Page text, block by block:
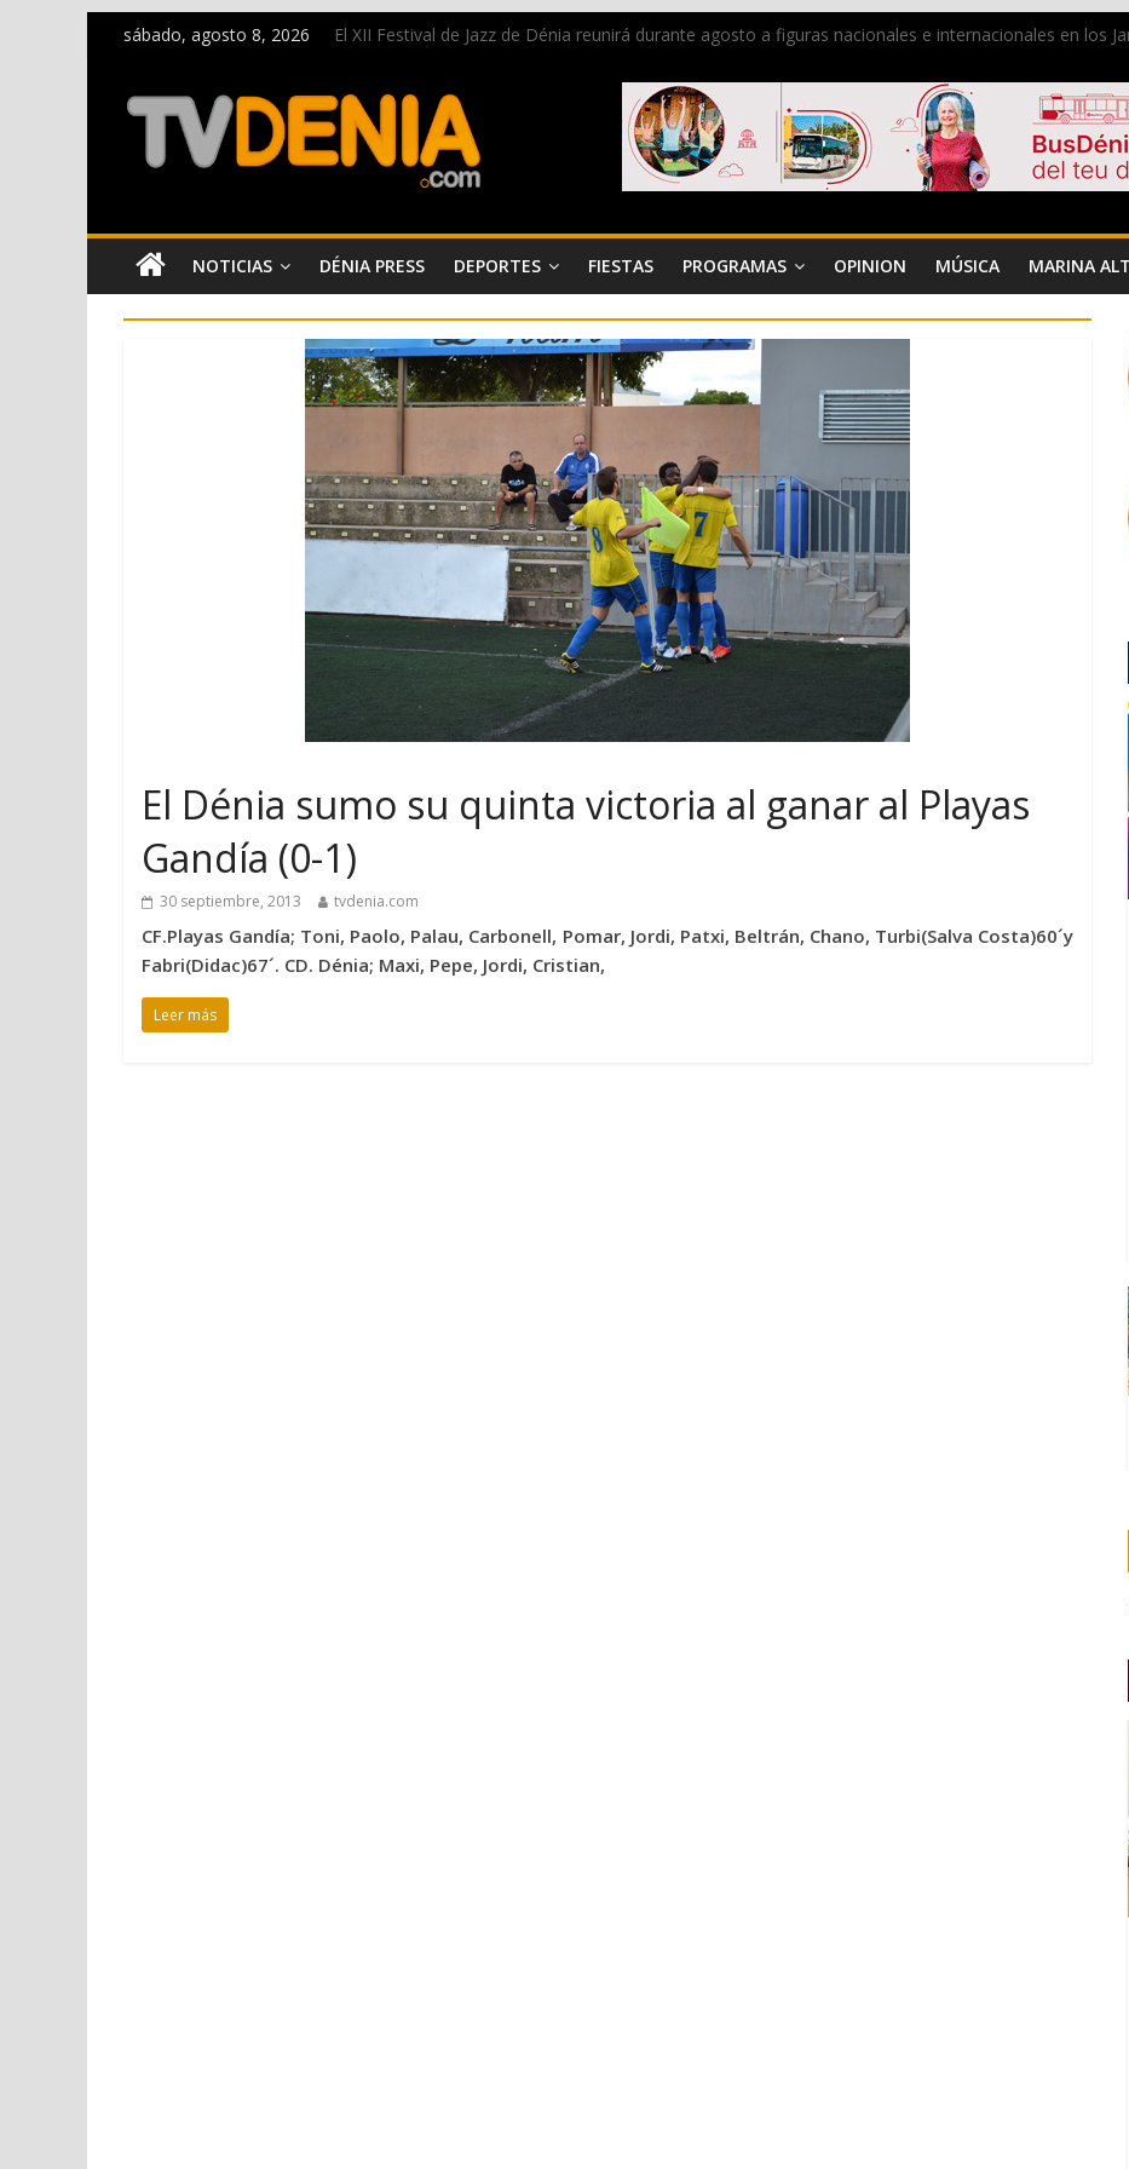
sábado, agosto 8, 2026
El XII Festival de Jazz de Dénia reunirá durante agosto a figuras nacionales e internacionales en los
El bando moro protagonista en la Segunda Entraeta Festera
Paco Adsuar dona al Arxiu de Dénia más de 50.000 imágenes de la memoria visual de la ciudad
La Entraeta Festera llena de ambiente la calle Marqués de Campo con la recepción a la Capitanía
NOTICIAS DÉNIA PRESS DEPORTES FIESTAS PROGRAMAS OPINION MÚSICA MARINA
El Dénia sumo su quinta victoria al ganar al Playas
Gandía (0-1)
30 septiembre, 2013 tvdenia.com
CF.Playas Gandía; Toni, Paolo, Palau, Carbonell, Pomar, Jordi, Patxi, Beltrán, Chano, Turbi(Salva Costa)60´y
Fabri(Didac)67´. CD. Dénia; Maxi, Pepe, Jordi, Cristian,
Leer más